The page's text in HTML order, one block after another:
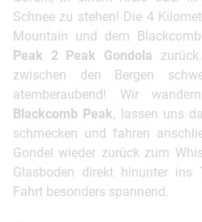
Schnee zu stehen! Die 4
Mountain und dem
Peak 2 Peak Gondola
zwischen den Bergen
atemberaubend! Wir
Blackcomb Peak, lassen uns
schmecken und fahren
Gondel wieder zurück zum
Glasboden direkt hinunter
Fahrt besonders spannend.